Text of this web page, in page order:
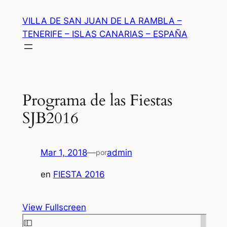
contenido
VILLA DE SAN JUAN DE LA RAMBLA –
TENERIFE – ISLAS CANARIAS – ESPAÑA
Programa de las Fiestas
SJB2016
Mar 1, 2018—poradmin
en FIESTA 2016
View Fullscreen
Saltar